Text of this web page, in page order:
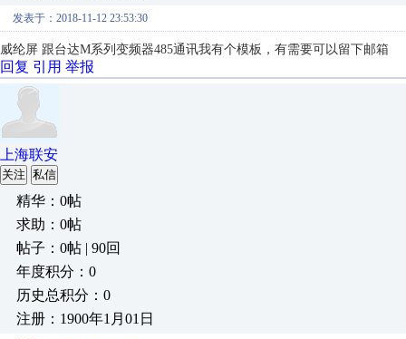
发表于：2018-11-12 23:53:30
威纶屏 跟台达M系列变频器485通讯我有个模板，有需要可以留下邮箱
回复 引用 举报
上海联安
关注 私信
精华：0帖
求助：0帖
帖子：0帖 | 90回
年度积分：0
历史总积分：0
注册：1900年1月01日